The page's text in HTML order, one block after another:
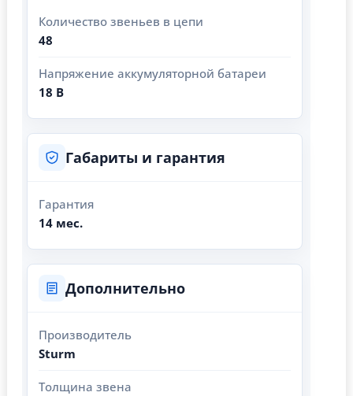
Количество звеньев в цепи
48
Напряжение аккумуляторной батареи
18 В
Габариты и гарантия
Гарантия
14 мес.
Дополнительно
Производитель
Sturm
Толщина звена